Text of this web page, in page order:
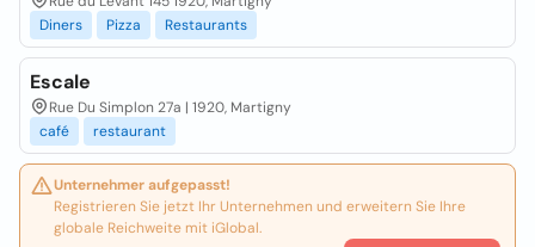
Diners
Pizza Restaurants
Escale
Rue Du Simplon 27a | 1920, Martigny
café
restaurant
Unternehmer aufgepasst!
Registrieren Sie jetzt Ihr Unternehmen und erweitern Sie Ihre
globale Reichweite mit iGlobal.